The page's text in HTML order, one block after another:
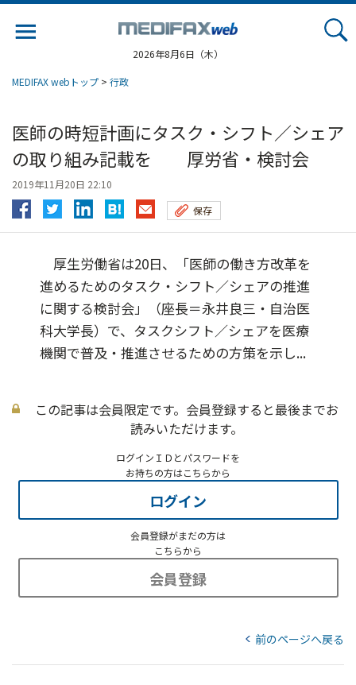
2026年8月6日（木）
MEDIFAX webトップ > 行政
医師の時短計画にタスク・シフト／シェア
の取り組み記載を 厚労省・検討会
2019年11月20日 22:10
保存
厚生労働省は20日、「医師の働き方改革を
進めるためのタスク・シフト／シェアの推進
に関する検討会」（座長＝永井良三・自治医
科大学長）で、タスクシフト／シェアを医療
機関で普及・推進させるための方策を示し...
この記事は会員限定です。会員登録すると最後までお
読みいただけます。
ログインＩＤとパスワードを
お持ちの方はこちらから
ログイン
会員登録がまだの方は
こちらから
会員登録
前のページへ戻る